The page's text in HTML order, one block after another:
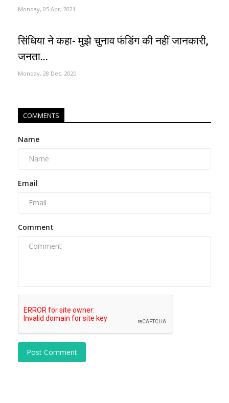
Monday, 05 Apr, 2021
सिंधिया ने कहा- मुझे चुनाव फंडिंग की नहीं जानकारी,
जनता...
Monday, 28 Dec, 2020
COMMENTS
Name
Email
Comment
Post Comment